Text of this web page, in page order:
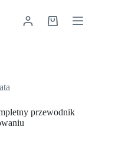
Koszyk
przewodnik